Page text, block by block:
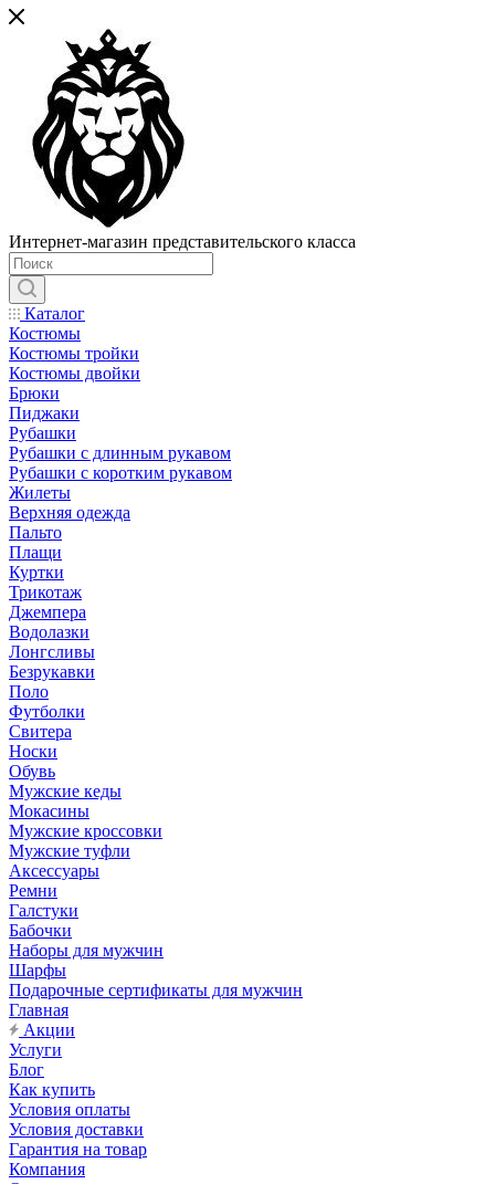
Интернет-магазин представительского класса
Каталог
Костюмы
Костюмы тройки
Костюмы двойки
Брюки
Пиджаки
Рубашки
Рубашки с длинным рукавом
Рубашки с коротким рукавом
Жилеты
Верхняя одежда
Пальто
Плащи
Куртки
Трикотаж
Джемпера
Водолазки
Лонгсливы
Безрукавки
Поло
Футболки
Свитера
Носки
Обувь
Мужские кеды
Мокасины
Мужские кроссовки
Мужские туфли
Аксессуары
Ремни
Галстуки
Бабочки
Наборы для мужчин
Шарфы
Подарочные сертификаты для мужчин
Главная
Акции
Услуги
Блог
Как купить
Условия оплаты
Условия доставки
Гарантия на товар
Компания